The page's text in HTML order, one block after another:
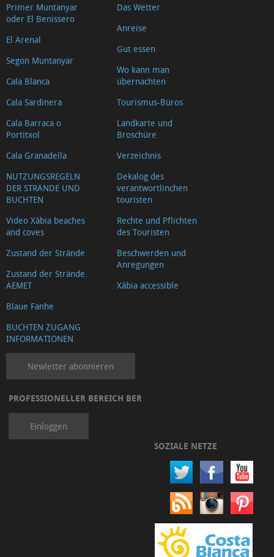
Primer Muntanyar
oder El Benissero
El Arenal
Segon Muntanyar
Cala Blanca
Cala Sardinera
Cala Barraca o
Portitxol
Cala Granadella
NUTZUNGSREGELN
DER STRÄNDE UND
BUCHTEN
Video Xàbia beaches
and coves
Zustand der Strände
Zustand der Strände.
AEMET
Blaue Fanhe
BUCHTEN ZUGANG
INFORMATIONEN
Das Wetter
Anreise
Gut essen
Wo kann man
übernachten
Tourismus-Büros
Landkarte und
Broschüre
Verzeichnis
Dekalog des
verantwortlinchen
touristen
Rechte und Pflichten
des Touristen
Beschwerden und
Anregungen
Xàbia accessible
Newletter abonnieren
PROFESSIONELLER BEREICH BER
Einloggen
SOZIALE NETZE